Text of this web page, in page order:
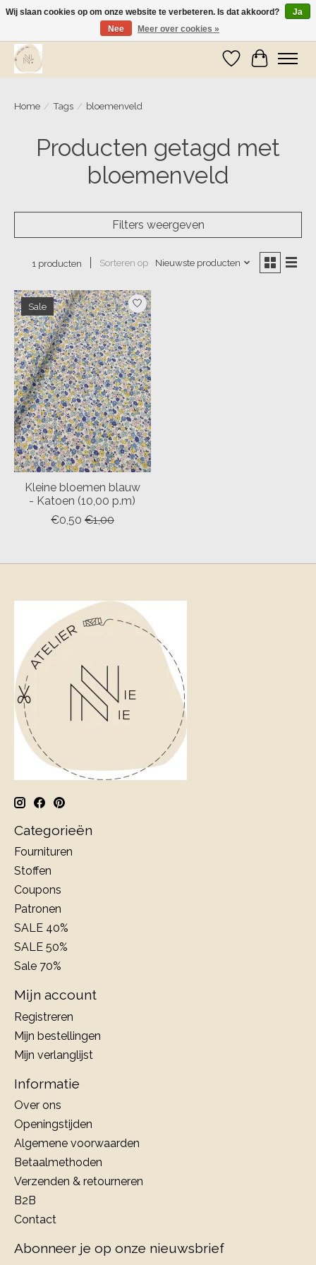
Wij zijn op vakantie! Vanaf zaterdag 9 mei worden er weer pakketjes verzonden
Verlanglijst
Home / Tags / bloemenveld
Producten getagd met
bloemenveld
Filters weergeven
1 producten Sorteren op Nieuwste producten
Sale
Kleine bloemen blauw
- Katoen (10,00 p.m)
€0,50 €1,00
Categorieën
Fournituren
Stoffen
Coupons
Patronen
SALE 40%
SALE 50%
Sale 70%
Mijn account
Registreren
Mijn bestellingen
Mijn verlanglijst
Informatie
Over ons
Openingstijden
Algemene voorwaarden
Betaalmethoden
Verzenden & retourneren
B2B
Contact
Abonneer je op onze nieuwsbrief
Wij slaan cookies op om onze website te verbeteren. Is dat akkoord?
Ja
Nee
Meer over cookies »